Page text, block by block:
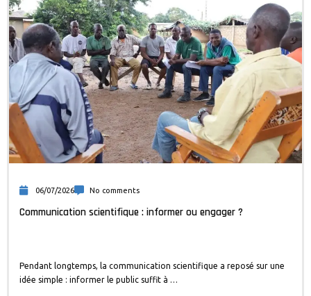
06/07/2026 No comments
Communication scientifique : informer ou engager ?
Pendant longtemps, la communication scientifique a reposé sur une
idée simple : informer le public suffit à …